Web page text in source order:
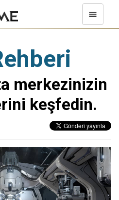
merkezinizin
keşfedin.